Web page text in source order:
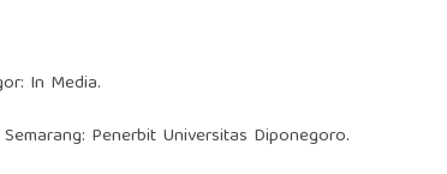
In Media.
Penerbit Universitas Diponegoro.